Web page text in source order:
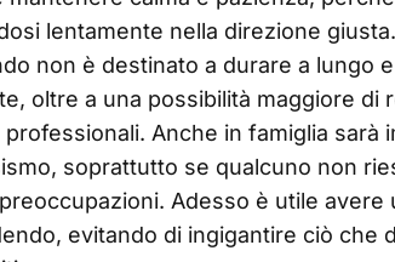
lentamente nella direzione
non è destinato a durare a lungo
oltre a una possibilità maggiore di
Anche in famiglia sarà
soprattutto se qualcuno non
Adesso è utile avere
evitando di ingigantire ciò che